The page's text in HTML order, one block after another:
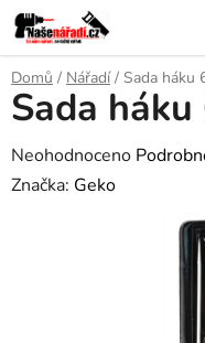
Přejít
na
obsah
Domů / Nářadí / Sada háku
Sada
Průměrné
hodnocení
Neohodnoceno
Značka: Geko